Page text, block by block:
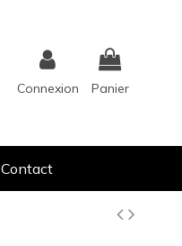
Connexion Panier
Contact